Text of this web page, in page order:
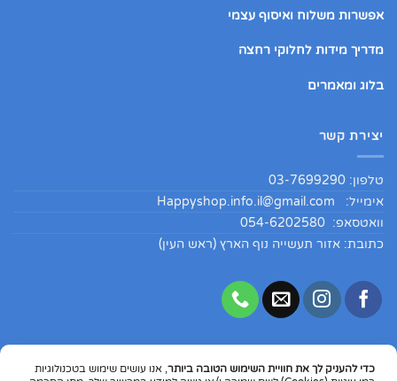
כדי להעניק לך את חוויית השימוש הטובה ביותר, אנו עושים שימוש בטכנולוגיות
אפשרות משלוח ואיסוף עצמי
מדריך מידות לחלוקי רחצה
בלוג ומאמרים
יצירת קשר
טלפון: 03-7699290
אימייל: Happyshop.info.il@gmail.com
וואטסאפ: 054-6202580
כתובת: אזור תעשייה נוף הארץ (ראש העין)
Copyright 2026 ©HappyShopIL